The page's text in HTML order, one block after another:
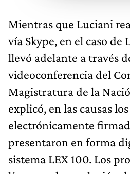
Mientras que Luciani
vía Skype, en el caso de
llevó adelante a través
videoconferencia del
Magistratura de la
explicó, en las causas
electrónicamente
presentaron en forma
sistema LEX 100. Los